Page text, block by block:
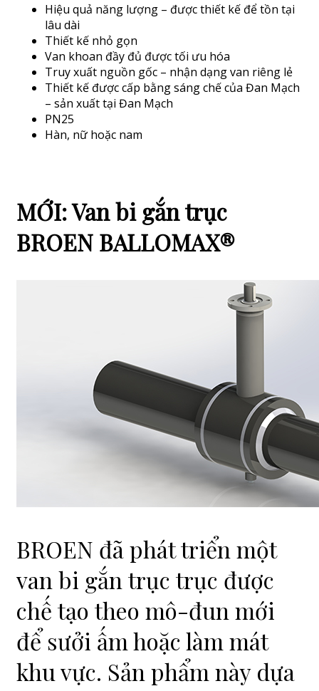
Hiệu quả năng lượng – được thiết kế để tồn tại
lâu dài
Thiết kế nhỏ gọn
Van khoan đầy đủ được tối ưu hóa
Truy xuất nguồn gốc – nhận dạng van riêng lẻ
Thiết kế được cấp bằng sáng chế của Đan Mạch
– sản xuất tại Đan Mạch
PN25
Hàn, nữ hoặc nam
MỚI: Van bi gắn trục
BROEN BALLOMAX®
BROEN đã phát triển một
van bi gắn trục trục được
chế tạo theo mô-đun mới
để sưởi ấm hoặc làm mát
khu vực. Sản phẩm này dựa